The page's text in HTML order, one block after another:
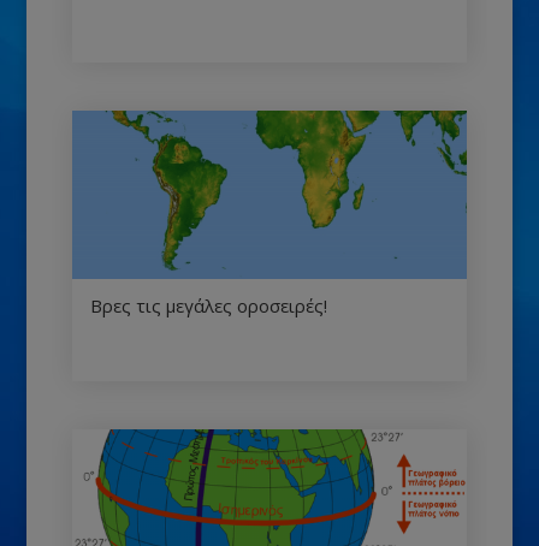
Βρες τις μεγάλες οροσειρές!